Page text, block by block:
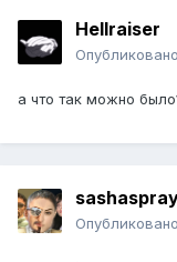
Hellraiser
Опубликовано
а что так можно
Опубликовано